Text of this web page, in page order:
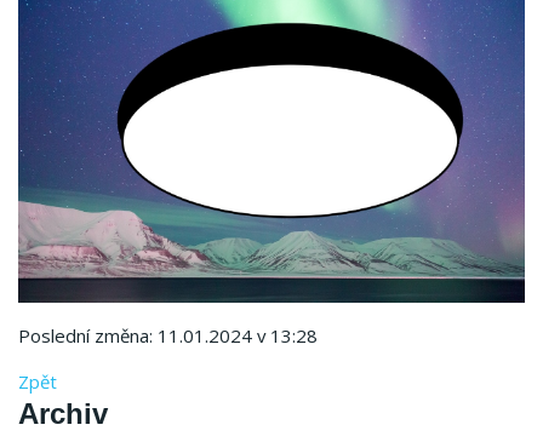
Poslední změna: 11.01.2024 v 13:28
Zpět
Archiv